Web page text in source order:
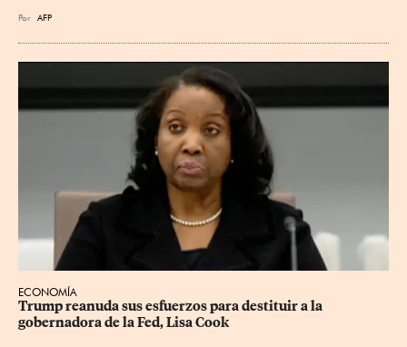
Por AFP
ECONOMÍA
Trump reanuda sus esfuerzos para destituir a la
gobernadora de la Fed, Lisa Cook